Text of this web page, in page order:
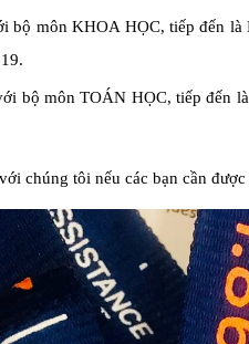
bộ môn KHOA HỌC, tiếp đến
bộ môn TOÁN HỌC, tiếp đến
chúng tôi nếu các bạn cần được